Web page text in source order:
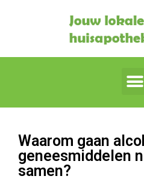
Waarom gaan
geneesmiddelen
samen?